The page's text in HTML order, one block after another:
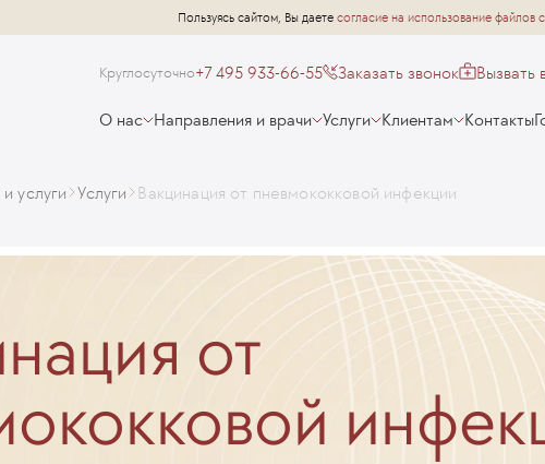
Пользуясь сайтом, Вы даете согласие на использование файлов
Круглосуточно+7 495 933-66-55 Заказать звонок Вызвать
О нас Направления и врачи Услуги Клиентам Контакты
услуги Услуги Вакцинация от пневмококковой инфекции
от